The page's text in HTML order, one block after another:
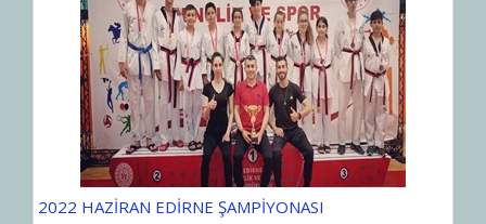
2022 HAZİRAN EDİRNE ŞAMPİYONASI